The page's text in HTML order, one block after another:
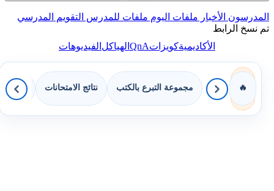
المدرسون الأخبار ملفات اليوم ملفات للمدرس التقويم المدرسي
تم نسخ الرابط
الأكاديميةكويزاتQnAالهياكلالفيديوهات
🔥 مجموعة التبرع بالكتب نتائج الامتحانات